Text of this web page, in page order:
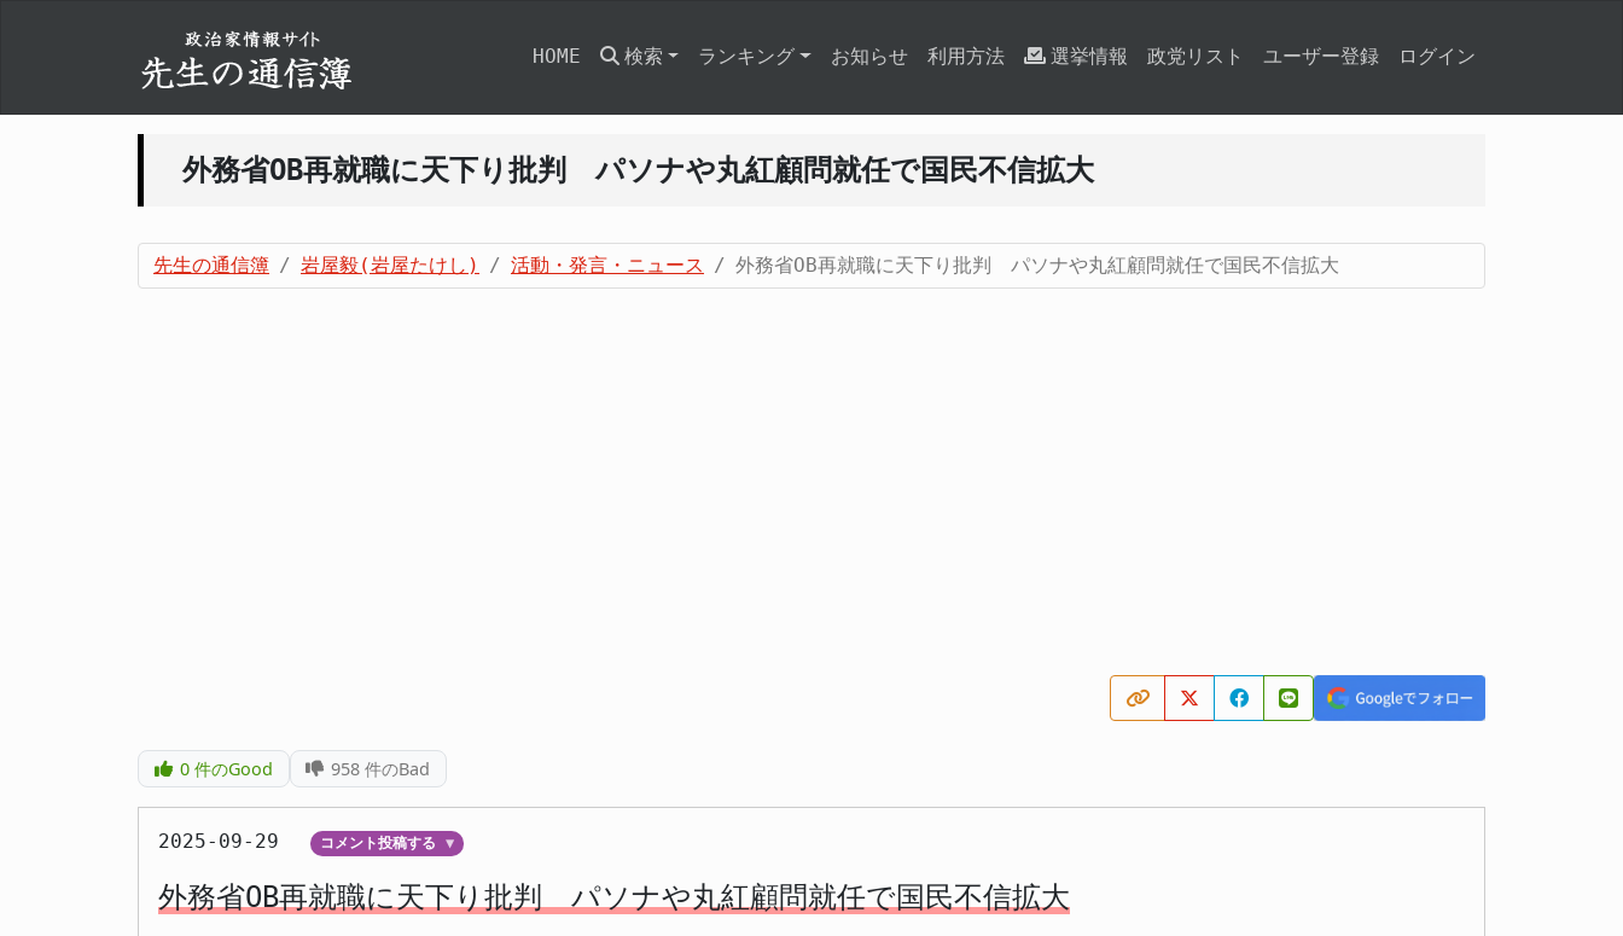
HOME 検索 ランキング お知らせ 利用方法 選挙情報 政党リスト ユーザー登録 ログイン
外務省OB再就職に天下り批判 パソナや丸紅顧問就任で国民不信拡大
先生の通信簿 岩屋毅(岩屋たけし) 活動・発言・ニュース 外務省OB再就職に天下り批判 パソナや丸紅顧問就任で国民不信拡大
0件のGood 958 件のBad
2025-09-29 コメント投稿する ▼
外務省OB再就職に天下り批判 パソナや丸紅顧問就任で国民不信拡大